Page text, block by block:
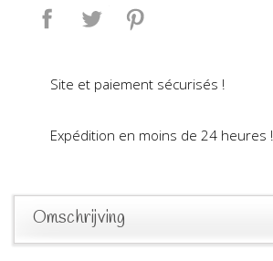
Delen Tweet
Site et paiement sécurisés !
Expédition en moins de 24 heures !
Omschrijving